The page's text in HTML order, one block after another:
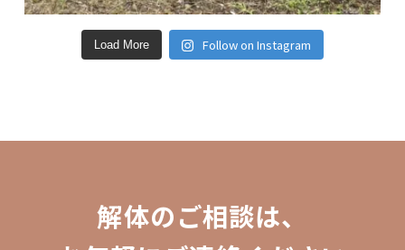
Load More Follow on Instagram
解体のご相談は、